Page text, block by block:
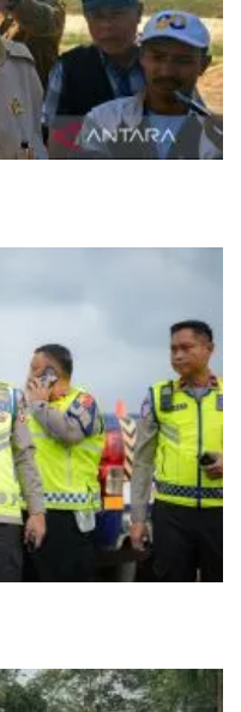
tol pada momen
sudah lancar usai